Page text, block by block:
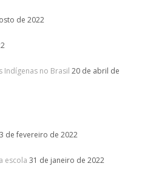
de 2022
Indígenas no Brasil 20 de abril de
3 de fevereiro de 2022
escola 31 de janeiro de 2022